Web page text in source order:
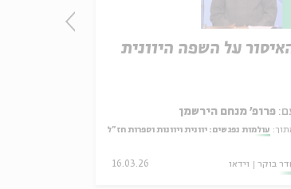
על השפה היוונית
פרופ' מנחם הירשמן
עולמות נפגשים: יוונית ויוונות וספרות חז"ל
בוקר וידאו 16.03.26